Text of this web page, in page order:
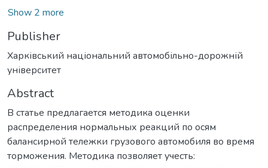
Show 2 more
Publisher
Харківський національний автомобільно-дорожній
університет
Abstract
В статье предлагается методика оценки
распределения нормальных реакций по осям
балансирной тележки грузового автомобиля во время
торможения. Методика позволяет учесть: